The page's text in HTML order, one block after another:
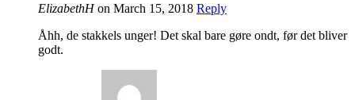
ElizabethHon March 15, 2018 Reply
Åhh, de stakkels unger! Det skal bare gøre ondt, før det bliver
godt.